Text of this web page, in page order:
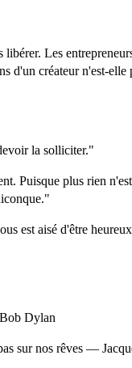
Les
d'un créateur n'est-
la solliciter."
Puisque plus rien
est aisé d'être
Dylan
sur nos rêves —